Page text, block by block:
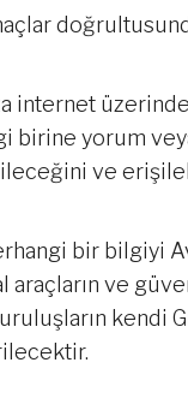
internet
yorum
ve
bir bilgiyi
araçların ve
kendi